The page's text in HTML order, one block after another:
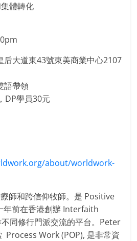
體轉化
后大道東43號東美商業中心2107
語帶領
DP學員30元
about/worldwork-
師和跨信仰牧師。是 Positive
年前在香港創辦 Interfaith
同修行門派交流的平台。Peter
Process Work (POP), 是非常資